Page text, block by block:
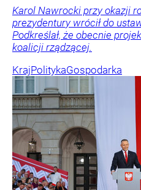
Karol Nawrocki przy okazji
prezydentury wrócił do
Podkreślał, że obecnie
koalicji rządzącej.
KrajPolitykaGospodarka